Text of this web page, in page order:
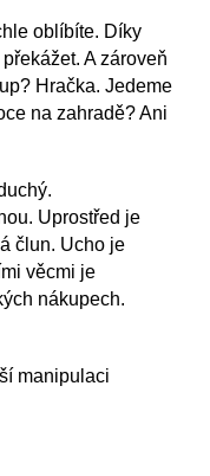
oblíbíte. Díky
A zároveň
Hračka. Jedeme
na zahradě? Ani
Uprostřed je
člun. Ucho je
věcmi je
nákupech.
manipulaci